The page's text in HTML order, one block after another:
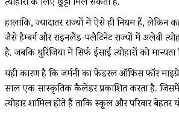
त्योहारों के लिए छुट्टी मिल सकती है.
हालांकि, ज्यादातर राज्यों में ऐसे ही नियम हैं,
जैसे हैम्बर्ग और राइनलैंड-पलैटिनेट राज्यों में अलेवी
है. जबकि थुरिंजिया में सिर्फ ईसाई त्योहारों को
यही कारण है कि जर्मनी का फेडरल ऑफिस फॉर
साल एक सांस्कृतिक कैलेंडर प्रकाशित करता है.
त्योहार शामिल होते हैं ताकि स्कूल और परिवार बेहतर